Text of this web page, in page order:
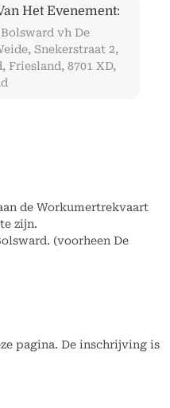
Het Evenement:
vh De
Snekerstraat 2,
Friesland, 8701 XD,
de Workumertrekvaart
zijn.
(voorheen De
pagina. De inschrijving is